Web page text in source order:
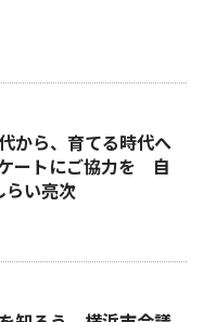
から、育てる時代へ
ートにご協力を 自
らい亮次